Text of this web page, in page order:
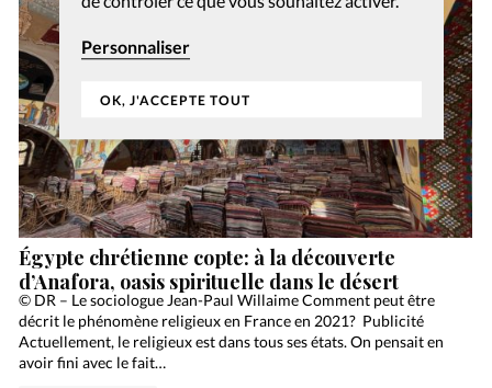
Personnaliser
OK, J'ACCEPTE TOUT
Égypte chrétienne copte: à la découverte
d’Anafora, oasis spirituelle dans le désert
© DR – Le sociologue Jean-Paul Willaime Comment peut être
décrit le phénomène religieux en France en 2021? Publicité
Actuellement, le religieux est dans tous ses états. On pensait en
avoir fini avec le fait…